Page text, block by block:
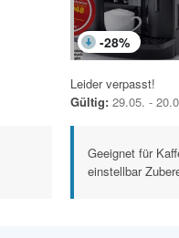
-28%
Leider verpasst!
Gültig: 29.05. -
Geeignet für
einstellbar